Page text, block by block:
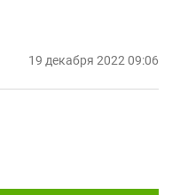
19 декабря 2022 09:06